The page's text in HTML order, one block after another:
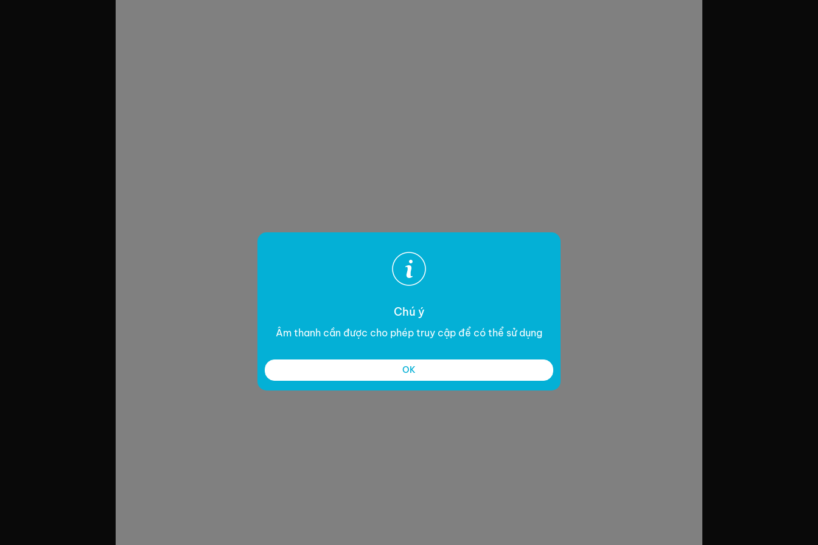
Chú ý
Âm thanh cần được cho phép truy cập để có thể sử dụng
OK